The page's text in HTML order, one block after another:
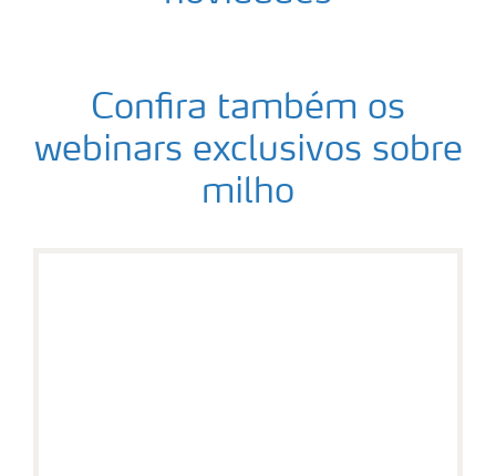
Confira também os
webinars exclusivos sobre
milho